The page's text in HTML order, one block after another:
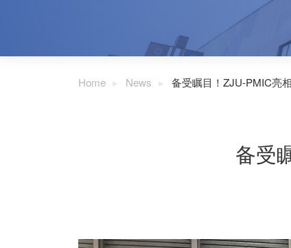
Home News 备受瞩目！ZJU-PMIC亮
备受